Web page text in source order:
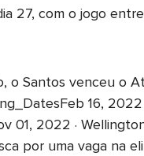
com o jogo
o Santos venceu
16,
01, 2022 ·
por uma vaga na